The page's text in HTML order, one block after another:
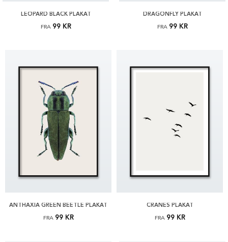
LEOPARD BLACK PLAKAT
FRA 99 KR
DRAGONFLY PLAKAT
FRA 99 KR
ANTHAXIA GREEN BEETLE PLAKAT
FRA 99 KR
CRANES PLAKAT
FRA 99 KR